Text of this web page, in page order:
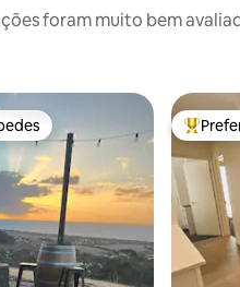
foram muito bem
dos hóspedes Entre